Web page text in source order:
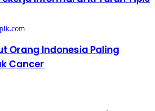
Orang Indonesia Paling
Cancer